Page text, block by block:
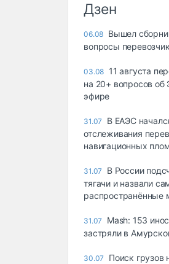
Дзен
06.08 Вышел
вопросы
03.08 11 августа
на 20+ вопросов
эфире
31.07
В ЕАЭС
отслеживания
навигационных
31.07
В России
тягачи и назвали
распространённые
31.07
Mash: 153
застряли в
30.07
Поиск грузов